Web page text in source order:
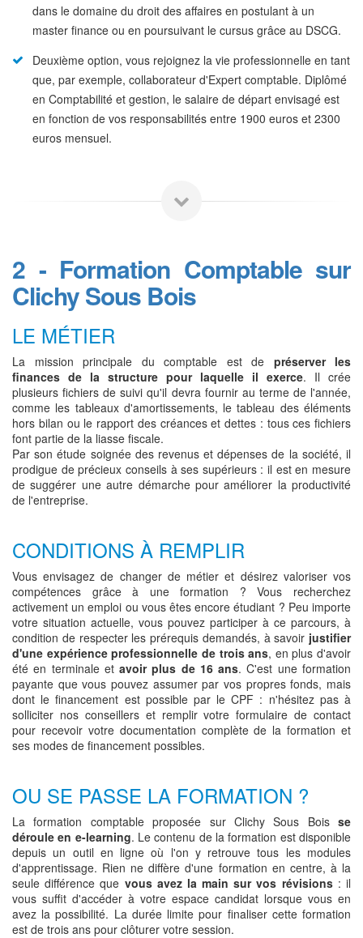
dans le domaine du droit des affaires en postulant à un
master finance ou en poursuivant le cursus grâce au DSCG.
Deuxième option, vous rejoignez la vie professionnelle en tant
que, par exemple, collaborateur d'Expert comptable. Diplômé
en Comptabilité et gestion, le salaire de départ envisagé est
en fonction de vos responsabilités entre 1900 euros et 2300
euros mensuel.
2 - Formation Comptable sur
Clichy Sous Bois
LE MÉTIER
La mission principale du comptable est de préserver les
finances de la structure pour laquelle il exerce. Il crée
plusieurs fichiers de suivi qu'il devra fournir au terme de l'année,
comme les tableaux d'amortissements, le tableau des éléments
hors bilan ou le rapport des créances et dettes : tous ces fichiers
font partie de la liasse fiscale.
Par son étude soignée des revenus et dépenses de la société, il
prodigue de précieux conseils à ses supérieurs : il est en mesure
de suggérer une autre démarche pour améliorer la productivité
de l'entreprise.
CONDITIONS À REMPLIR
Vous envisagez de changer de métier et désirez valoriser vos
compétences grâce à une formation ? Vous recherchez
activement un emploi ou vous êtes encore étudiant ? Peu importe
votre situation actuelle, vous pouvez participer à ce parcours, à
condition de respecter les prérequis demandés, à savoir justifier
d'une expérience professionnelle de trois ans, en plus d'avoir
été en terminale etavoir plus de 16 ans. C'est une formation
payante que vous pouvez assumer par vos propres fonds, mais
dont le financement est possible par le CPF : n'hésitez pas à
solliciter nos conseillers et remplir votre formulaire de contact
pour recevoir votre documentation complète de la formation et
ses modes de financement possibles.
OU SE PASSE LA FORMATION ?
La formation comptable proposée sur Clichy Sous Bois se
déroule en e-learning. Le contenu de la formation est disponible
depuis un outil en ligne où l'on y retrouve tous les modules
d'apprentissage. Rien ne diffère d'une formation en centre, à la
seule différence que vous avez la main sur vos révisions: il
vous suffit d'accéder à votre espace candidat lorsque vous en
avez la possibilité. La durée limite pour finaliser cette formation
est de trois ans pour clôturer votre session.